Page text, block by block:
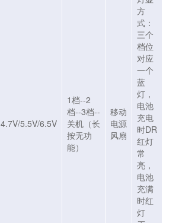
4.7V/5.5V/6.5V
1档--2
档--3档--
关机（长
按无功
能）
移动
电源
风扇
方
式：
三个
档位
对应
一个
蓝
灯，
电池
充电
时DR
红灯
常
亮，
电池
充满
时红
灯